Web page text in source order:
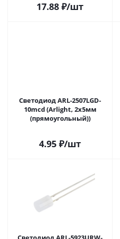
17.88 ₽/шт
Светодиод ARL-2507LGD-
10mcd (Arlight, 2x5мм
(прямоугольный))
4.95 ₽/шт